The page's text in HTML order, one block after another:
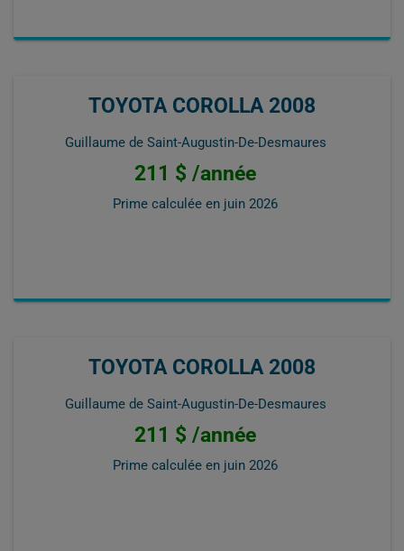
TOYOTA COROLLA 2008
Guillaume de Saint-Augustin-De-Desmaures
211 $ /année
Prime calculée en juin 2026
TOYOTA COROLLA 2008
Guillaume de Saint-Augustin-De-Desmaures
211 $ /année
Prime calculée en juin 2026